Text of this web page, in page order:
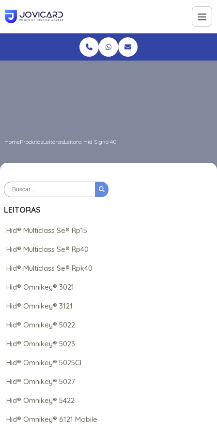
HomeProdutosLeitorasLeitora Hid Signo 40
LEITORAS
Hid® Multiclass Se® Rp15
Hid® Multiclass Se® Rp40
Hid® Multiclass Se® Rpk40
Hid® Omnikey® 3021
Hid® Omnikey® 3121
Hid® Omnikey® 5022
Hid® Omnikey® 5023
Hid® Omnikey® 5025Cl
Hid® Omnikey® 5027
Hid® Omnikey® 5422
Hid® Omnikey® 6121 Mobile